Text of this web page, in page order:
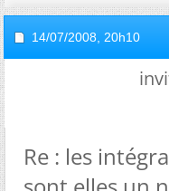
14/07/2008, 20h10
Re : les